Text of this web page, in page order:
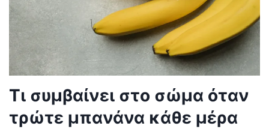
Τι συμβαίνει στο σώμα όταν
τρώτε μπανάνα κάθε μέρα